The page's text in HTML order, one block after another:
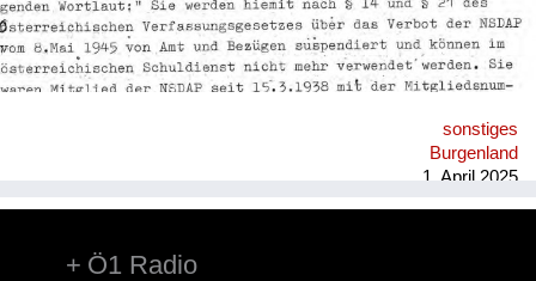
sonstiges
Burgenland
1. April 2025
Ö1 Radio